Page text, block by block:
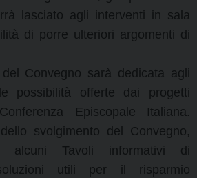
lasciato agli interventi in sala
di porre ulteriori argomenti di
Convegno sarà dedicata agli
possibilità offerte dai progetti
Episcopale Italiana.
svolgimento del Convegno,
alcuni Tavoli informativi di
utili per il risparmio